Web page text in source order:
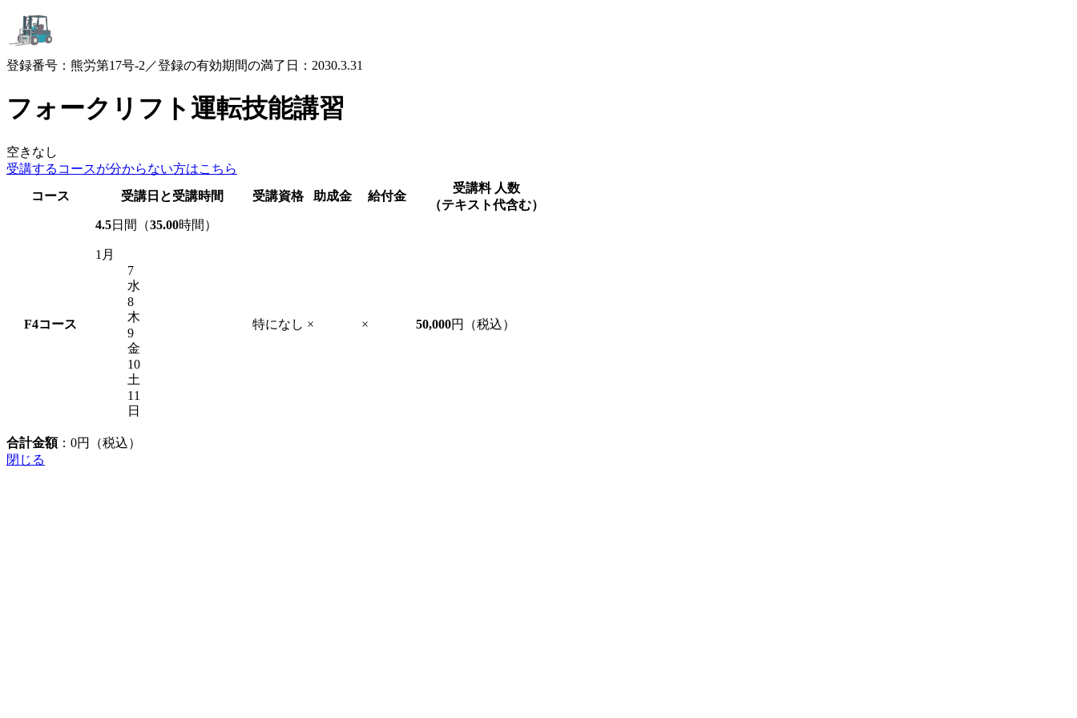
登録番号：熊労第17号-2／登録の有効期間の満了日：2030.3.31
フォークリフト運転技能講習
空きなし
受講するコースが分からない方はこちら
コース
受講日と受講時間 受講資格 助成金 給付金
受講料 人数
（テキスト代含む）
F4コース
4.5日間（35.00時間）
1月
7
水
8
木
9
金
10
土
11
日
特になし × × 50,000円（税込）
合計金額： 0円（税込）
閉じる